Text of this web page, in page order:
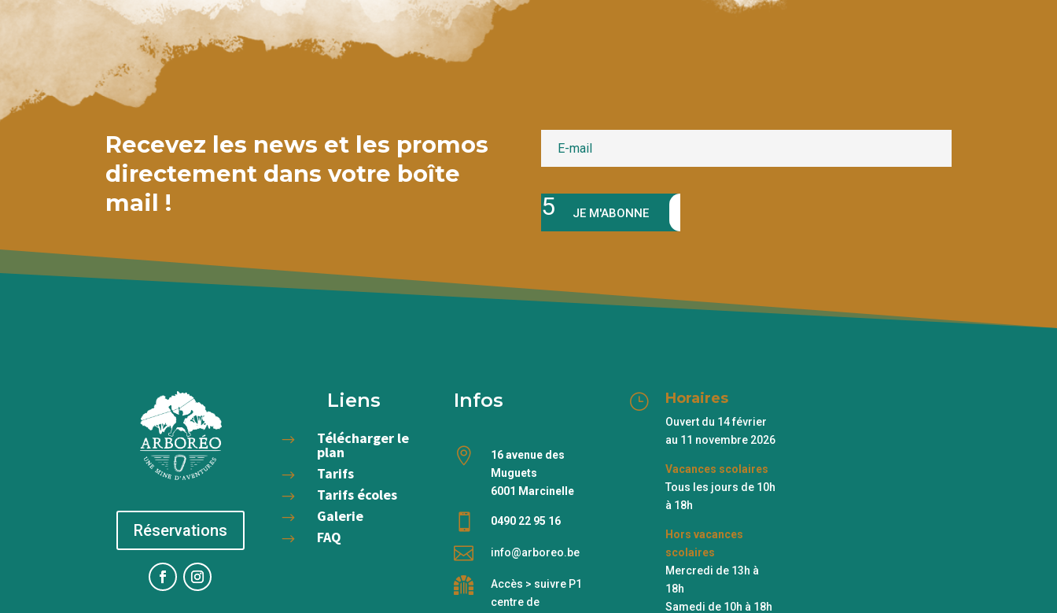
Recevez les news et les promos
directement dans votre boîte
mail !
JE M'ABONNE
Réservations
Liens
$ Télécharger le
plan
$ Tarifs
$ Tarifs écoles
$ Galerie
$ FAQ
Infos

16 avenue des
Muguets
6001 Marcinelle
0490 22 95 16
 info@arboreo.be

Accès > suivre P1
centre de
} Horaires
Ouvert du 14 février
au 11 novembre 2026
Vacances scolaires
Tous les jours de 10h
à 18h
Hors vacances
scolaires
Mercredi de 13h à
18h
Samedi de 10h à 18h